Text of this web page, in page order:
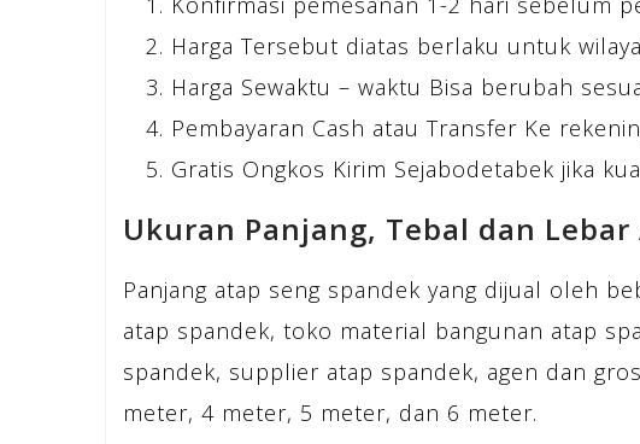
Harga Tersebut diatas berlaku untuk
Harga Sewaktu – waktu Bisa berubah
Pembayaran Cash atau Transfer Ke
Gratis Ongkos Kirim Sejabodetabek jika
Ukuran Panjang, Tebal dan Lebar
Panjang atap seng spandek yang dijual oleh
atap spandek, toko material bangunan atap
spandek, supplier atap spandek, agen dan
meter, 4 meter, 5 meter, dan 6 meter.